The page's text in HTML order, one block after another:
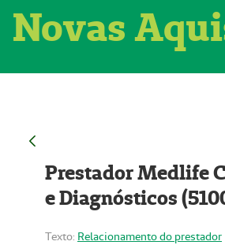
Novas
Prestador Medlife
e Diagnósticos
Texto: Relacionamento do prestador